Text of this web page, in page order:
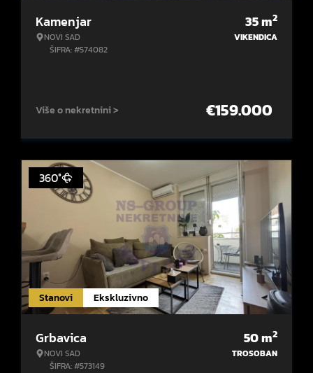
Kamenjar
NOVI SAD
ŠIFRA: #574082
35m2
VIKENDICA
Više o nekretnini > €159.000
Stanovi Ekskluzivno
360°
Grbavica
NOVI SAD
ŠIFRA: #573149
50m2
TROSOBAN